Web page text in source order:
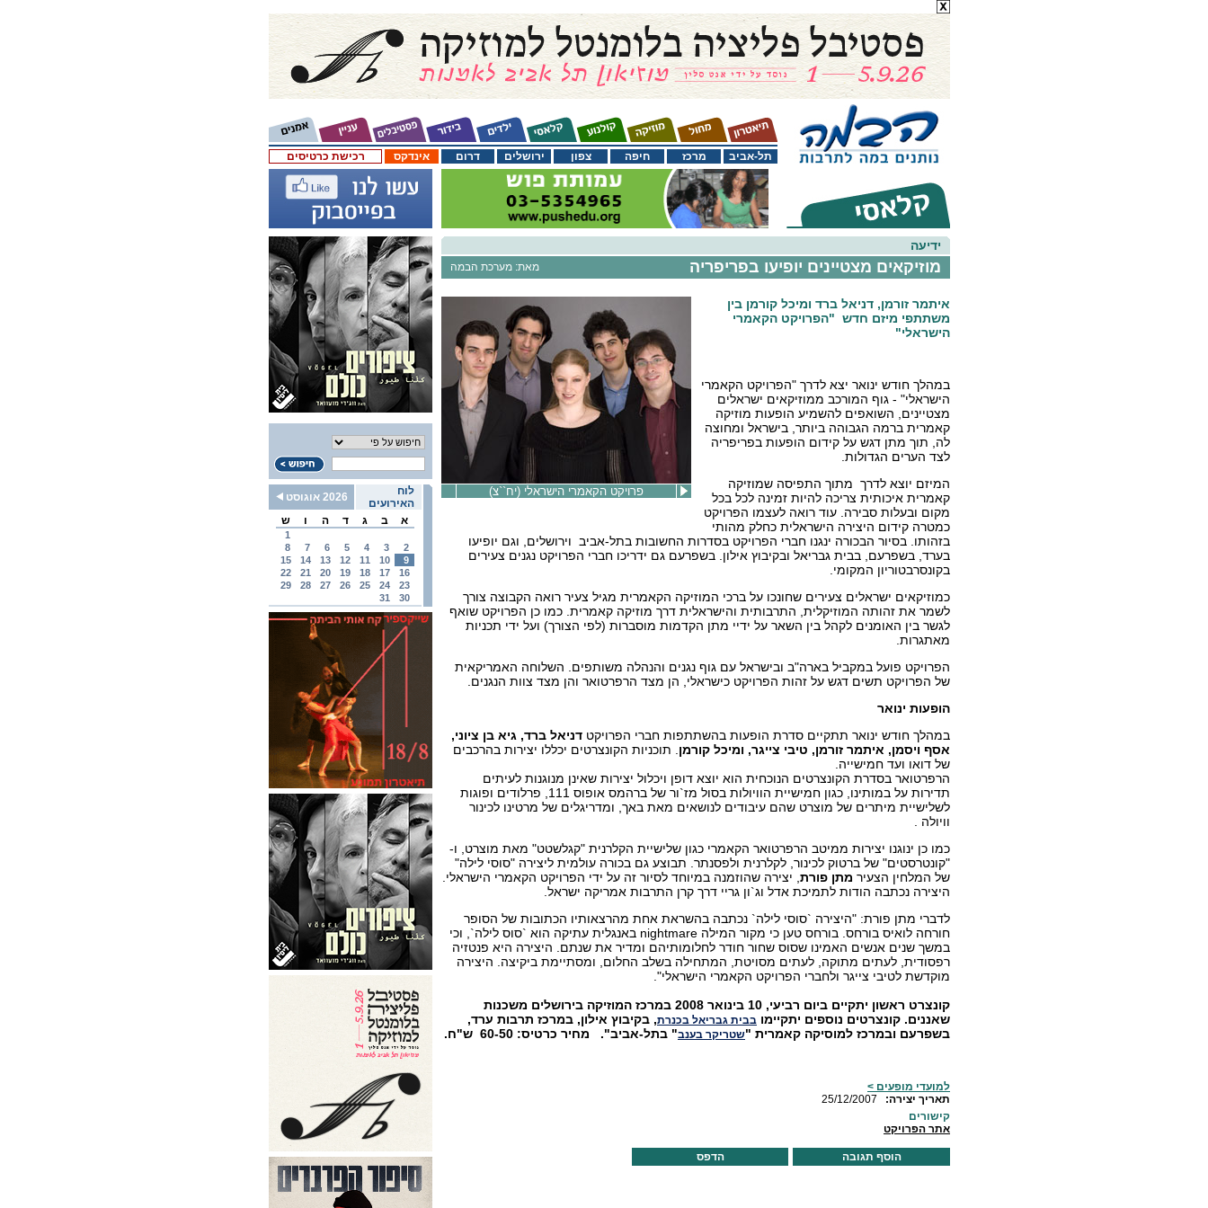
רכישת כרטיסים אינדקס דרום ירושלים צפון חיפה מרכז תל-אביב
לוח
האירועים
2026 אוגוסט
א
ב ג ד ה ו ש
1
2
3
4
5
6
7
8
9
10
11
12
13
14
15
16
17
18
19
20
21
22
23
24
25
26
27
28
29
30
31
ידיעה
מאת: מערכת הבמה מוזיקאים מצטיינים יופיעו בפריפריה
פרויקט הקאמרי הישראלי (יח``צ)
איתמר זורמן, דניאל ברד ומיכל קורמן בין
משתתפי מיזם חדש "הפרויקט הקאמרי
הישראלי"
במהלך חודש ינואר יצא לדרך "הפרויקט הקאמרי
הישראלי" - גוף המורכב ממוזיקאים ישראלים
מצטיינים, השואפים להשמיע הופעות מוזיקה
קאמרית ברמה הגבוהה ביותר, בישראל ומחוצה
לה, תוך מתן דגש על קידום הופעות בפריפריה
לצד הערים הגדולות.
המיזם יוצא לדרך מתוך התפיסה שמוזיקה
קאמרית איכותית צריכה להיות זמינה לכל בכל
מקום ובעלות סבירה. עוד רואה לעצמו הפרויקט
כמטרה קידום היצירה הישראלית כחלק מהותי
בזהותו. בסיור הבכורה ינגנו חברי הפרויקט בסדרות החשובות בתל-אביב וירושלים, וגם יופיעו
בערד, בשפרעם, בבית גבריאל ובקיבוץ אילון. בשפרעם גם ידריכו חברי הפרויקט נגנים צעירים
בקונסרבטוריון המקומי.
כמוזיקאים ישראלים צעירים שחונכו על ברכי המוזיקה הקאמרית מגיל צעיר רואה הקבוצה צורך
לשמר את זהותה המוזיקלית, התרבותית והישראלית דרך מוזיקה קאמרית. כמו כן הפרויקט שואף
לגשר בין האומנים לקהל בין השאר על ידיי מתן הקדמות מוסברות (לפי הצורך) ועל ידי תכניות
מאתגרות.
הפרויקט פועל במקביל בארה"ב ובישראל עם גוף נגנים והנהלה משותפים. השלוחה האמריקאית
של הפרויקט תשים דגש על זהות הפרויקט כישראלי, הן מצד הרפרטואר והן מצד צוות הנגנים.
הופעות ינואר
במהלך חודש ינואר תתקיים סדרת הופעות בהשתתפות חברי הפרויקט דניאל ברד, גיא בן ציוני,
אסף ויסמן, איתמר זורמן, טיבי צייגר, ומיכל קורמן . תוכניות הקונצרטים יכללו יצירות בהרכבים
של דואו ועד חמישייה.
הרפרטואר בסדרת הקונצרטים הנוכחית הוא יוצא דופן ויכלול יצירות שאינן מנוגנות לעיתים
תדירות על במותינו, כגון חמישיית הוויולות בסול מז`ור של ברהמס אופוס 111, פרלודים ופוגות
לשלישיית מיתרים של מוצרט שהם עיבודים לנושאים מאת באך, ומדריגלים של מרטינו לכינור
וויולה .
כמו כן ינוגנו יצירות ממיטב הרפרטואר הקאמרי כגון שלישיית הקלרנית "קגלשטט" מאת מוצרט, ו-
"קונטרסטים" של ברטוק לכינור, לקלרנית ולפסנתר. תבוצע גם בכורה עולמית ליצירה "סוסי לילה"
של המלחין הצעיר מתן פורת , יצירה שהוזמנה במיוחד לסיור זה על ידי הפרויקט הקאמרי הישראלי.
היצירה נכתבה הודות לתמיכת אדל וג`ון גריי דרך קרן התרבות אמריקה ישראל.
לדברי מתן פורת: "היצירה `סוסי לילה` נכתבה בהשראת אחת מהרצאותיו הכתובות של הסופר
חורחה לואיס בורחס. בורחס טען כי מקור המילה nightmare באנגלית עתיקה הוא `סוס לילה`, וכי
במשך שנים אנשים האמינו שסוס שחור חודר לחלומותיהם ומדיר את שנתם. היצירה היא פנטזיה
רפסודית, לעתים מתוקה, לעתים מסויטת, המתחילה בשלב החלום, ומסתיימת ביקיצה. היצירה
מוקדשת לטיבי צייגר ולחברי הפרויקט הקאמרי הישראלי".
קונצרט ראשון יתקיים ביום רביעי, 10 בינואר 2008 במרכז המוזיקה בירושלים משכנות
שאננים. קונצרטים נוספים יתקיימו בבית גבריאל בכנרת, בקיבוץ אילון, במרכז תרבות ערד,
בשפרעם ובמרכז למוסיקה קאמרית "שטריקר בענב" בתל-אביב". מחיר כרטיס: 60-50 ש"ח.
למועדי מופעים >
25/12/2007
:תאריך יצירה
קישורים
אתר הפרויקט
הדפס הוסף תגובה